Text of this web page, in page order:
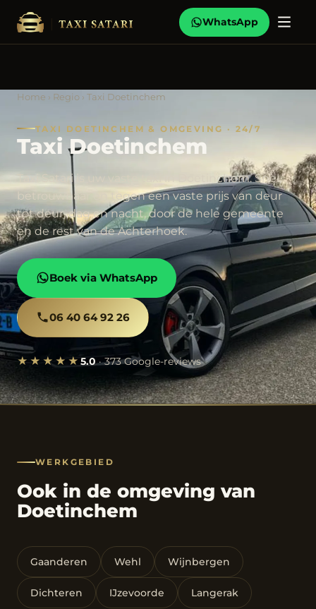
WhatsApp
Home › Regio › Taxi Doetinchem
TAXI DOETINCHEM & OMGEVING · 24/7
Taxi Doetinchem
Taxi Satari is uw vaste taxi in Doetinchem. Snel,
betrouwbaar en tegen een vaste prijs van deur
tot deur, dag en nacht, door de hele gemeente
en de rest van de Achterhoek.
Boek via WhatsApp
06 40 64 92 26
★★★★★ 5.0· 373 Google-reviews
WERKGEBIED
Ook in de omgeving van
Doetinchem
Gaanderen Wehl Wijnbergen
Dichteren IJzevoorde Langerak